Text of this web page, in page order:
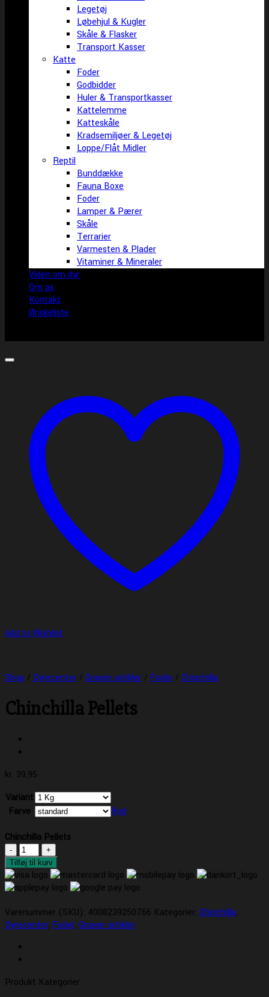
Legetøj
Løbehjul & Kugler
Skåle & Flasker
Transport Kasser
Katte
Foder
Godbidder
Huler & Transportkasser
Kattelemme
Katteskåle
Kradsemiljøer & Legetøj
Loppe/Flåt Midler
Reptil
Bunddække
Fauna Boxe
Foder
Lamper & Pærer
Skåle
Terrarier
Varmesten & Plader
Vitaminer & Mineraler
Viden om dyr
Om os
Kontakt
Ønskeliste
Add to Wishlist
Shop / Dyrecenter / Gnaver artikler / Foder / Chinchilla
Chinchilla Pellets
kr. 39,95
Variant
Farve
Ryd
Chinchilla Pellets
Chinchilla
Pellets
antal
Tilføj til kurv
Varenummer (SKU): 4008239250766 Kategorier: Chinchilla,
Dyrecenter, Foder, Gnaver artikler
Produkt Kategorier